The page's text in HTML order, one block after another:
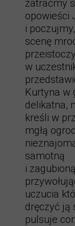
zatraćmy
opowieści
i
scenę
w
Kurtyna w
delikatna,
kreśli w
mgłą
samotną
i
uczucia
dręczyć ją
pulsuje